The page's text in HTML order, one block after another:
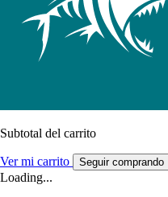
Subtotal del carrito
Ver mi carrito Seguir comprando
Loading...